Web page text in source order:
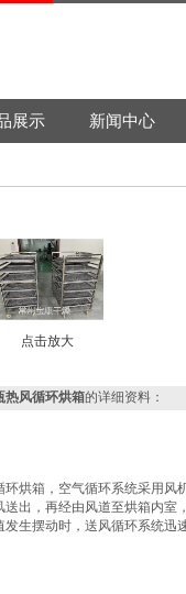
展示 新闻中心
点击放大
热风循环烘箱的详细资料：
环烘箱，空气循环系统采用风
送出，再经由风道至烘箱内室
发生摆动时，送风循环系统迅